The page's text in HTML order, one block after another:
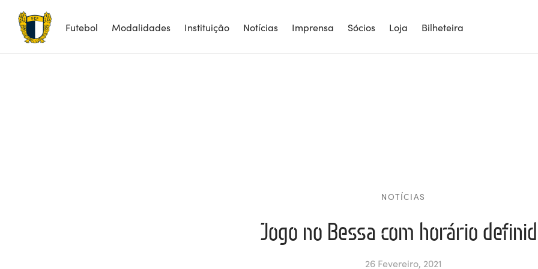
Futebol Modalidades Instituição Notícias Imprensa Sócios Loja Bilheteira
NOTÍCIAS
Jogo no Bessa com horário
26 Fevereiro, 2021